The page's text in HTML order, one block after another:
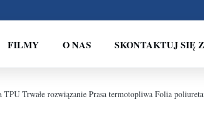
FILMY O NAS SKONTAKTUJ SIĘ
TPU Trwałe rozwiązanie Prasa termotopliwa Folia